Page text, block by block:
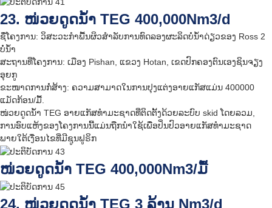
23. ໜ່ວຍດູດນ້ຳ TEG 400,000Nm3/d
ຊື່ໂຄງການ: ວິສະວະກຳພື້ນຜິວສຳລັບການທົດລອງຜະລິດບໍ່ນ້ຳດ່ຽວຂອງ Ross 2
ບໍ່ນ້ຳ
ສະຖານທີ່ໂຄງການ: ເມືອງ Pishan, ແຂວງ Hotan, ເຂດປົກຄອງຕົນເອງຊິນຈຽງ
ອຸຍກູ
ຂະໜາດການກໍ່ສ້າງ: ຄວາມສາມາດໃນການປຸງແຕ່ງອາຍແກັສແມ່ນ 400000
ແມັດກ້ອນ/ມື້.
ໜ່ວຍດູດນ້ຳ TEG ອາຍແກັສທຳມະຊາດທີ່ຕິດຕັ້ງດ້ວຍລະບົບ skid ໂດຍລວມ,
ການອົບແຫ້ງຂອງໂຄງການນີ້ແມ່ນຖືກນໍາໃຊ້ເພື່ອປິ່ນປົວອາຍແກັສທໍາມະຊາດ
ພາຍໃຕ້ເງື່ອນໄຂທີ່ມີຊູນຟູຣິກ
ໜ່ວຍດູດນ້ຳ TEG 400,000Nm3/ມື້
24. ໜ່ວຍດູດນ້ຳ TEG 3 ລ້ານ Nm3/d